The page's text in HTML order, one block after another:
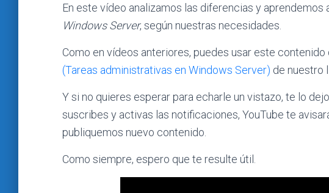
En este vídeo analizamos las diferencias y aprendemos
Windows Server, según nuestras necesidades.
Como en vídeos anteriores, puedes usar este
(Tareas administrativas en Windows Server) de nuestro
Y si no quieres esperar para echarle un vistazo, te lo
suscribes y activas las notificaciones, YouTube te
publiquemos nuevo contenido.
Como siempre, espero que te resulte útil.